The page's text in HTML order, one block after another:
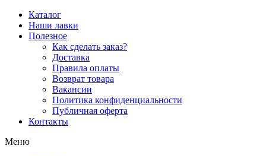
Перейти
содержимому
Каталог
Наши лавки
Полезное
Как сделать заказ?
Доставка
Правила оплаты
Возврат товара
Вакансии
Политика конфиденциальности
Публичная оферта
Контакты
Меню